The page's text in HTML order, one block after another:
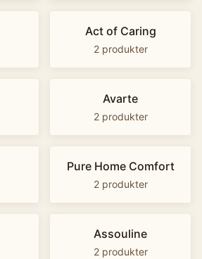
Act of Caring
2 produkter
Avarte
2 produkter
Pure Home Comfort
2 produkter
Assouline
2 produkter